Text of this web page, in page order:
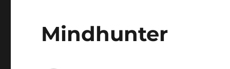
Mindhunter